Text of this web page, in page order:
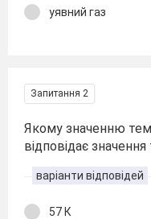
уявний газ
Запитання 2
Якому значенню
відповідає
варіанти відповідей
57 К